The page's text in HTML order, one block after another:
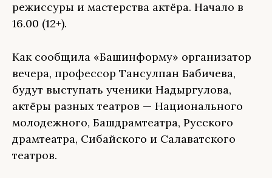
режиссуры и мастерства актёра. Начало в
16.00 (12+).
Как сообщила «Башинформу» организатор
вечера, профессор Тансулпан Бабичева,
будут выступать ученики Надыргулова,
актёры разных театров — Национального
молодежного, Башдрамтеатра, Русского
драмтеатра, Сибайского и Салаватского
театров.